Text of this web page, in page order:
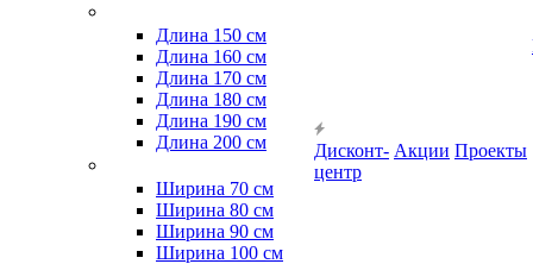
Длина 150 см
Длина 160 см
Длина 170 см
Длина 180 см
Длина 190 см
Длина 200 см
Ширина 70 см
Ширина 80 см
Ширина 90 см
Ширина 100 см
Дисконт-
центр
Акции Проекты